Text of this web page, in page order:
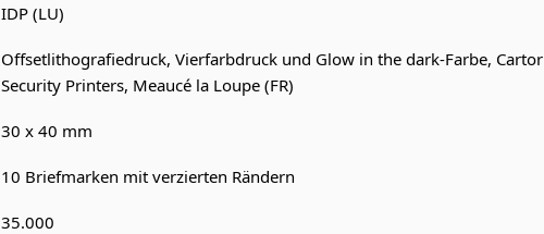
IDP (LU)
Offsetlithografiedruck, Vierfarbdruck und Glow in the dark-Farbe, Cartor
Security Printers, Meaucé la Loupe (FR)
30 x 40 mm
10 Briefmarken mit verzierten Rändern
35.000